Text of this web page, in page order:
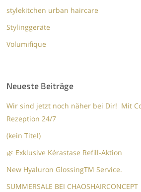
stylekitchen urban haircare
Stylinggeräte
Volumifique
Neueste Beiträge
Wir sind jetzt noch näher bei Dir! Mit
Rezeption 24/7
(kein Titel)
🌿 Exklusive Kérastase Refill-Aktion
New Hyaluron GlossingTM​ Service.​
SUMMERSALE BEI CHAOSHAIRCONCEPT